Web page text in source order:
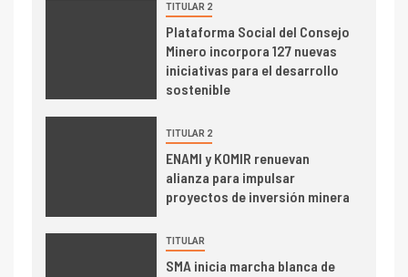
trimestre
I+D
Informe bimensual de
Cochilco: precio del cobre
alcanza máximos por escasez
I+D
Estudio revela cómo el precio
del cobre y educación superior
se relacionan en zonas
I+D
BHP proyecta producción de
TITULAR 2
Plataforma Social del Consejo
Minero incorpora 127 nuevas
iniciativas para el desarrollo
sostenible
TITULAR 2
ENAMI y KOMIR renuevan
alianza para impulsar
proyectos de inversión minera
TITULAR
SMA inicia marcha blanca de